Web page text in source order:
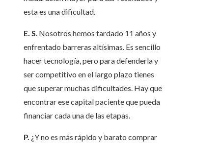
esta es una dificultad.
E. S . Nosotros hemos tardado 11 años y
enfrentado barreras altísimas. Es sencillo
hacer tecnología, pero para defenderla y
ser competitivo en el largo plazo tienes
que superar muchas dificultades. Hay que
encontrar ese capital paciente que pueda
financiar cada una de las etapas.
P. ¿Y no es más rápido y barato comprar